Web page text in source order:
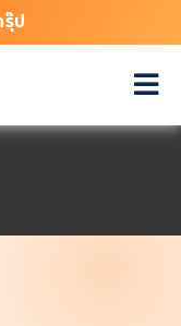
ป